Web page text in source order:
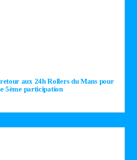
retour aux 24h Rollers du Mans pour
5ème participation